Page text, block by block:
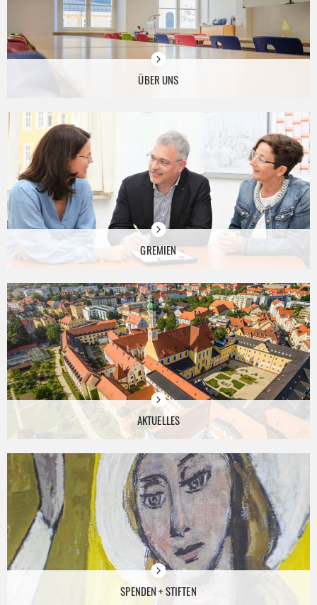
ÜBER UNS
GREMIEN
AKTUELLES
SPENDEN + STIFTEN